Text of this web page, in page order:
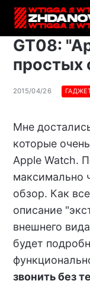
GT08:
простых
2015/04/26
Мне
которые
Apple Watch.
максимально
обзор. Как
описание
внешнего
будет
звонить без